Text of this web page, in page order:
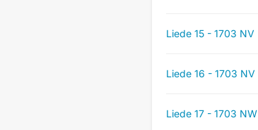
Liede 15 - 1703 NV
Liede 16 - 1703 NV
Liede 17 - 1703 NW